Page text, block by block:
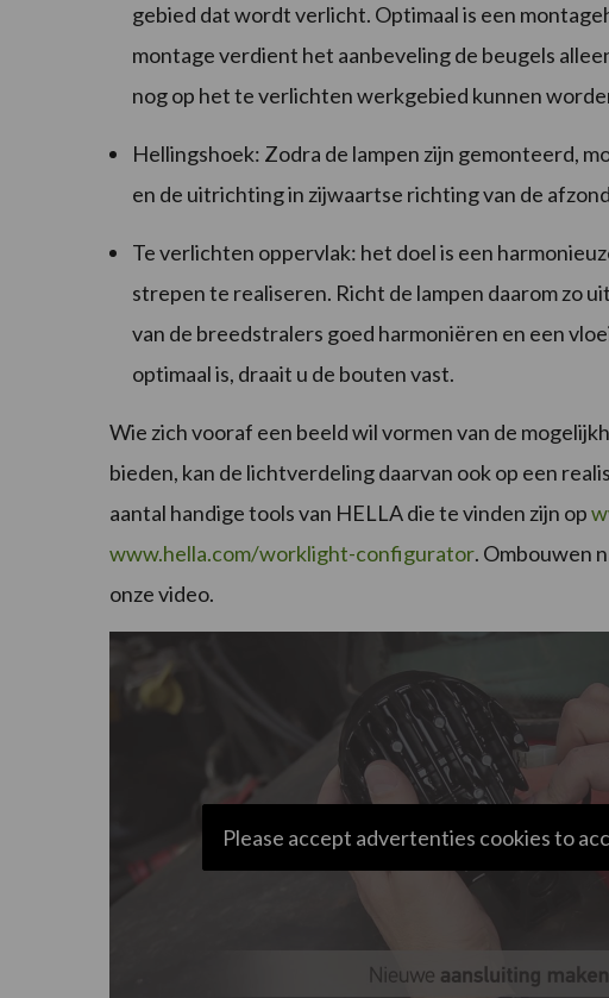
gebied dat wordt verlicht. Optimaal is een
montage verdient het aanbeveling de beugels
nog op het te verlichten werkgebied kunnen
Hellingshoek: Zodra de lampen zijn gemonteerd,
en de uitrichting in zijwaartse richting van de
Te verlichten oppervlak: het doel is een
strepen te realiseren. Richt de lampen daarom zo
van de breedstralers goed harmoniëren en een
optimaal is, draait u de bouten vast.
Wie zich vooraf een beeld wil vormen van de
bieden, kan de lichtverdeling daarvan ook op een
aantal handige tools van HELLA die te vinden zijn op
www.hella.com/worklight-configurator. Ombouwen
onze video.
Please accept advertenties cookies to